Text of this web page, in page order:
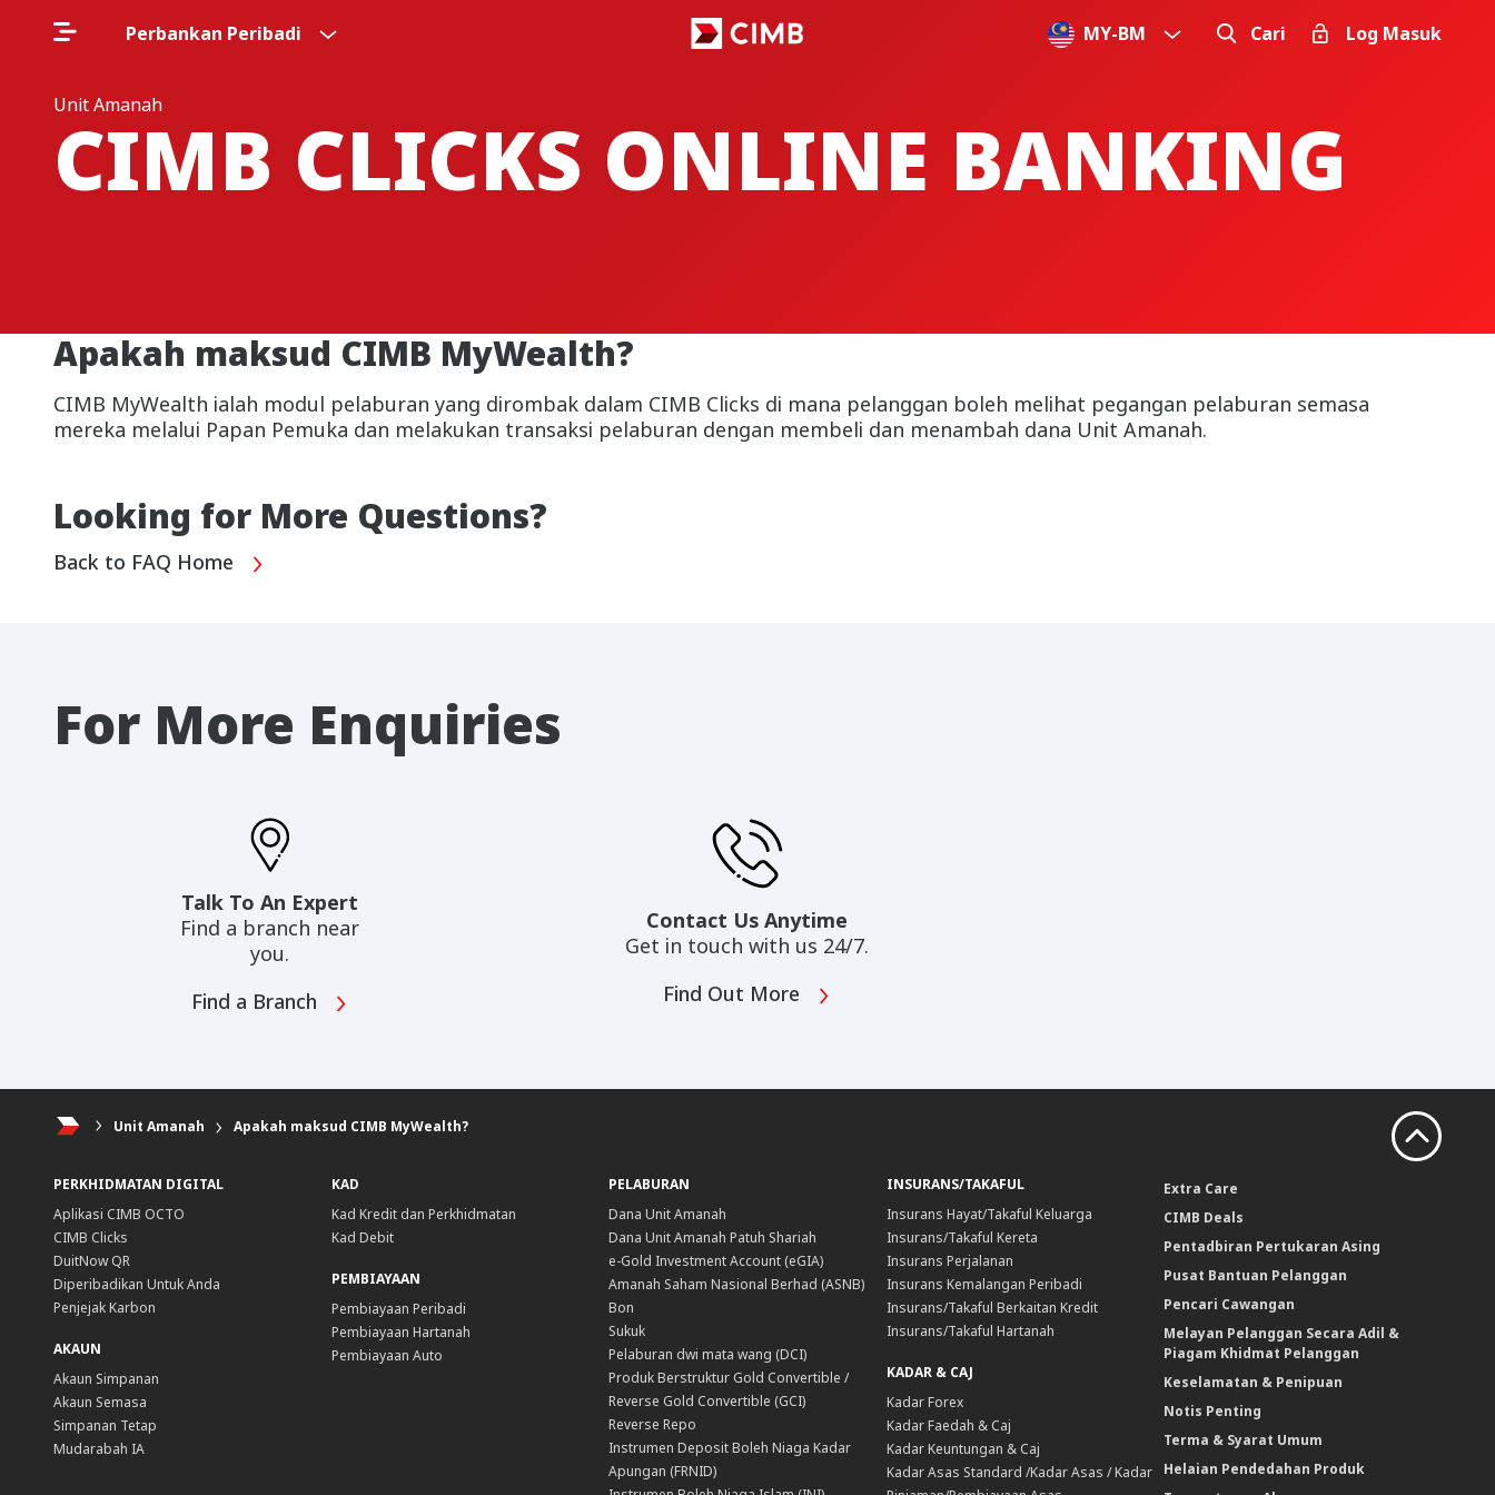
Perbankan Peribadi MY-BM Cari Log Masuk
Unit Amanah
CIMB CLICKS ONLINE BANKING
Apakah maksud CIMB MyWealth?
CIMB MyWealth ialah modul pelaburan yang dirombak dalam CIMB Clicks di mana pelanggan boleh melihat pegangan pelaburan semasa
mereka melalui Papan Pemuka dan melakukan transaksi pelaburan dengan membeli dan menambah dana Unit Amanah.
Looking for More Questions?
Back to FAQ Home
For More Enquiries
Talk To An Expert
Find a branch near
you.
Find a Branch
Contact Us Anytime
Get in touch with us 24/7.
Find Out More
Unit Amanah Apakah maksud CIMB MyWealth?
PERKHIDMATAN DIGITAL
Aplikasi CIMB OCTO
CIMB Clicks
DuitNow QR
Diperibadikan Untuk Anda
Penjejak Karbon
AKAUN
Akaun Simpanan
Akaun Semasa
Simpanan Tetap
Mudarabah IA
KAD
Kad Kredit dan Perkhidmatan
Kad Debit
PEMBIAYAAN
Pembiayaan Peribadi
Pembiayaan Hartanah
Pembiayaan Auto
PELABURAN
Dana Unit Amanah
Dana Unit Amanah Patuh Shariah
e-Gold Investment Account (eGIA)
Amanah Saham Nasional Berhad (ASNB)
Bon
Sukuk
Pelaburan dwi mata wang (DCI)
Produk Berstruktur Gold Convertible /
Reverse Gold Convertible (GCI)
Reverse Repo
Instrumen Deposit Boleh Niaga Kadar
Apungan (FRNID)
INSURANS/TAKAFUL
Insurans Hayat/Takaful Keluarga
Insurans/Takaful Kereta
Insurans Perjalanan
Insurans Kemalangan Peribadi
Insurans/Takaful Berkaitan Kredit
Insurans/Takaful Hartanah
KADAR & CAJ
Kadar Forex
Kadar Faedah & Caj
Kadar Keuntungan & Caj
Kadar Asas Standard /Kadar Asas / Kadar
Extra Care
CIMB Deals
Pentadbiran Pertukaran Asing
Pusat Bantuan Pelanggan
Pencari Cawangan
Melayan Pelanggan Secara Adil &
Piagam Khidmat Pelanggan
Keselamatan & Penipuan
Notis Penting
Terma & Syarat Umum
Helaian Pendedahan Produk